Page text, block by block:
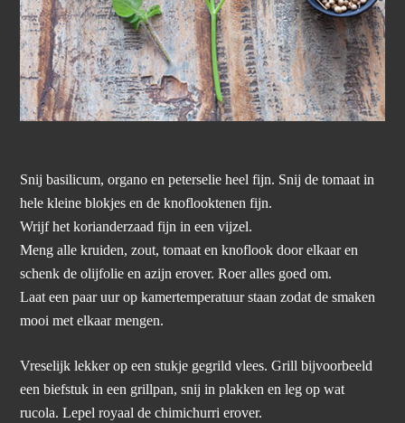
Snij basilicum, organo en peterselie heel fijn. Snij de tomaat in
hele kleine blokjes en de knoflooktenen fijn.
Wrijf het korianderzaad fijn in een vijzel.
Meng alle kruiden, zout, tomaat en knoflook door elkaar en
schenk de olijfolie en azijn erover. Roer alles goed om.
Laat een paar uur op kamertemperatuur staan zodat de smaken
mooi met elkaar mengen.
Vreselijk lekker op een stukje gegrild vlees. Grill bijvoorbeeld
een biefstuk in een grillpan, snij in plakken en leg op wat
rucola. Lepel royaal de chimichurri erover.